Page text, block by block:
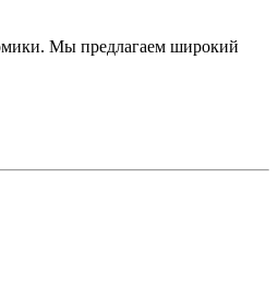
Мы предлагаем широкий